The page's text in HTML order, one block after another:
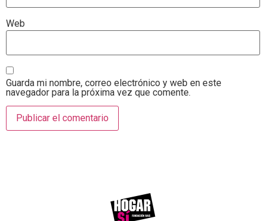
Web
Guarda mi nombre, correo electrónico y web en este
navegador para la próxima vez que comente.